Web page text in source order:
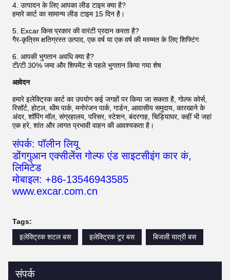
4. उत्पादन के लिए आपका लीड टाइम क्या है?
हमारे कार्ट का सामान्य लीड टाइम 15 दिन है।
5. Excar किस प्रकार की वारंटी प्रदान करता है?
गैर-कृत्रिम क्षतिग्रस्त उत्पाद, एक वर्ष या एक वर्ष की मरम्मत के लिए शिफ्टिंग
6. आपकी भुगतान अवधि क्या है?
टी/टी 30% जमा और शिपमेंट से पहले भुगतान किया गया शेष
आवेदन
हमारे इलेक्ट्रिक कार्ट का उपयोग कई जगहों पर किया जा सकता है, गोल्फ कोर्स,
रिसॉर्ट, होटल, थीम पार्क, मनोरंजन पार्क, गार्डन, आवासीय समुदाय, कारखाने के
अंदर, शॉपिंग मॉल, संग्रहालय, परिसर, स्टेशन, बंदरगाह, चिड़ियाघर, कहीं भी जहां
एक हरे, शांत और लागत प्रभावी वाहन की आवश्यकता है।
संपर्क: पॉलीन लियू
डोंगगुआन एक्सीलेंस गोल्फ एंड साइटसीइंग कार कं,
लिमिटेड
मोबाइल: +86-13546943585
www.excar.com.cn
Tags:
इलेक्ट्रिक शटल बस
इलेक्ट्रिक टूर बस बिजली यात्री बस
संपर्क